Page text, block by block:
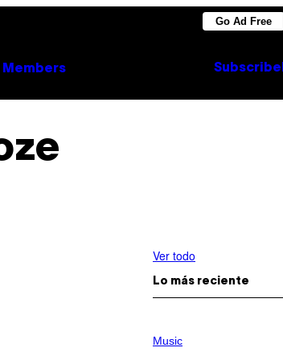
Go Ad Free
Members Subscribe
Ver todo
Lo más reciente
H
Music